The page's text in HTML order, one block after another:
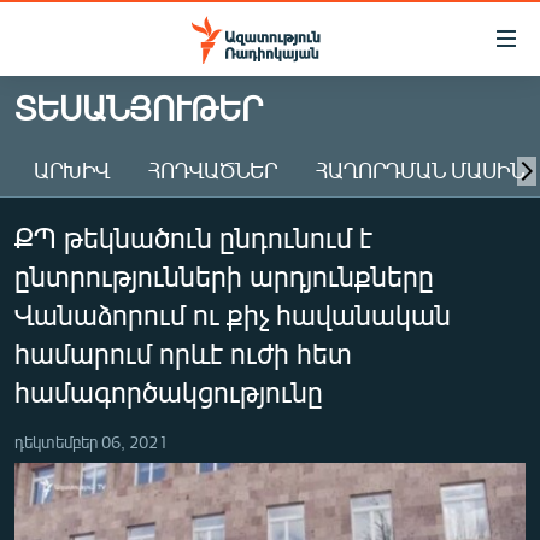
Մատչելիության
Անցնել
հիմնական
Անցնել
հիմնական
մենյուին
Որոնում
ԱԶԱՏՈՒԹՅՈՒՆ TV
ՀԱՅԱՍՏԱՆ
ԸՆՏՐՈՒԹՅՈՒՆՆԵՐ 2026
ԻՐԱՎՈՒՆՔ
ՀԱՍԱՐԱԿՈՒԹՅՈՒՆ
ՏՆՏԵՍՈՒԹՅՈՒՆ
ՊԱՏԵՐԱԶՄԻ 6 ՇԱԲԱԹՆԵՐԸ
ՏԱՐԱԾԱՇՐՋԱՆ
ՏԵՍԱՆՅՈՒԹԵՐ
ԱՐԽԻՎ ՀՈԴՎԱԾՆԵՐ ՀԱՂՈՐԴՄԱՆ ՄԱՍԻՆ
ՔՊ թեկնածուն ընդունում է
ընտրությունների արդյունքները
Վանաձորում ու քիչ հավանական
համարում որևէ ուժի հետ
համագործակցությունը
դեկտեմբեր 06, 2021